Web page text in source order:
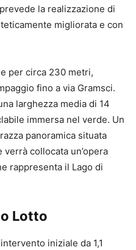
la realizzazione di
migliorata e con
per circa 230 metri,
fino a via Gramsci.
larghezza media di 14
immersa nel verde. Un
panoramica situata
verrà collocata un’opera
rappresenta il Lago di
Lotto
iniziale da 1,1